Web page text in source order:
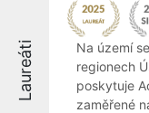
Laureáti
Na území
regionech
poskytuje
zaměřené